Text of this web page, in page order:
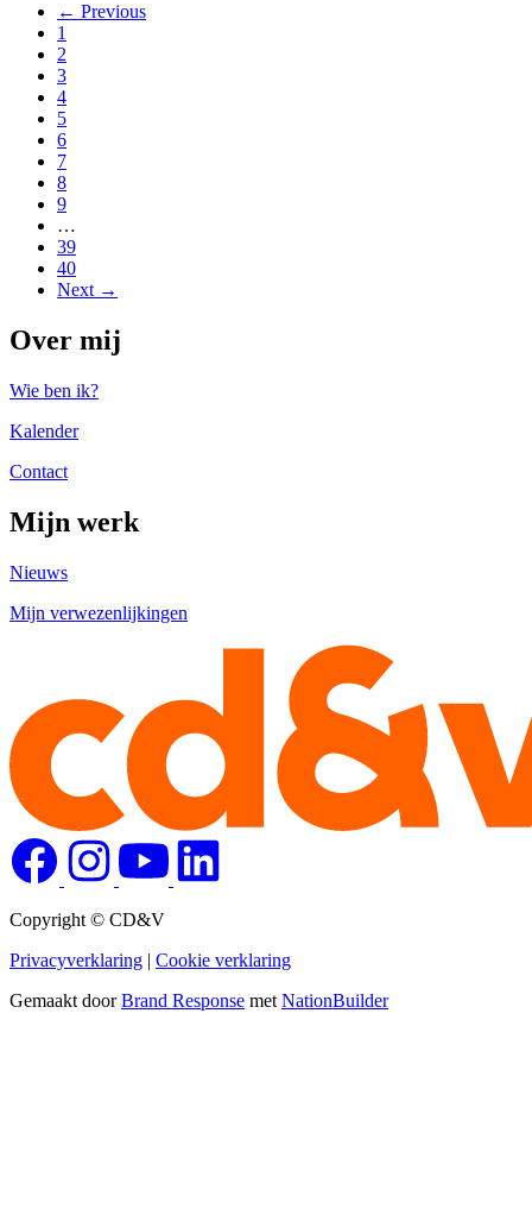
← Previous
1
2
3
4
5
6
7
8
9
…
39
40
Next →
Over mij
Wie ben ik?
Kalender
Contact
Mijn werk
Nieuws
Mijn verwezenlijkingen
Copyright © CD&V
Privacyverklaring | Cookie verklaring
Gemaakt doorBrand Response met NationBuilder